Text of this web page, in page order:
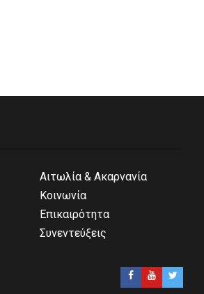
Αιτωλία & Ακαρνανία
Κοινωνία
Επικαιρότητα
Συνεντεύξεις